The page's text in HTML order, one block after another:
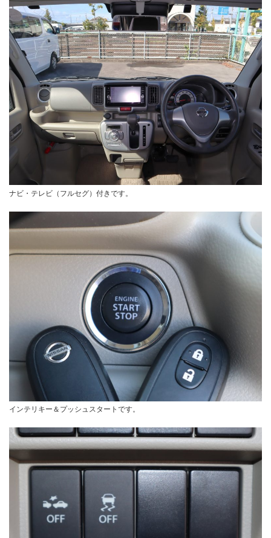
ナビ・テレビ（フルセグ）付きです。
インテリキー＆プッシュスタートです。